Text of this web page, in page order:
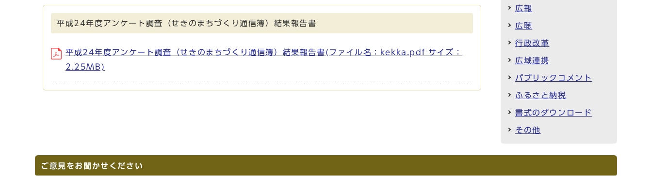
平成24年度アンケート調査（せきのまちづくり通信簿）結果報告書
平成24年度アンケート調査（せきのまちづくり通信簿）結果報告書(ファイル名：kekka.pdf サイズ：
2.25MB)
広報
広聴
行政改革
広域連携
パブリックコメント
ふるさと納税
書式のダウンロード
その他
ご意見をお聞かせください